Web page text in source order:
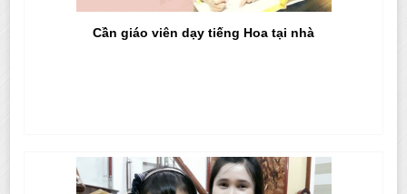
Cần giáo viên dạy tiếng Hoa tại nhà